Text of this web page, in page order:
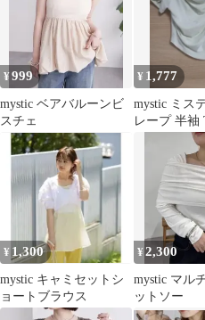
¥999
mystic ベアバルーンビ
スチェ
¥ 1,777
mystic ミス
レープ 半袖
イトグリー
¥ 1,300
mystic キャミセットシ
ョートブラウス
¥2,300
mystic マル
ットソー